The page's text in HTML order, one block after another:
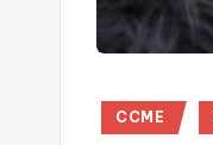
Publicado
CCME